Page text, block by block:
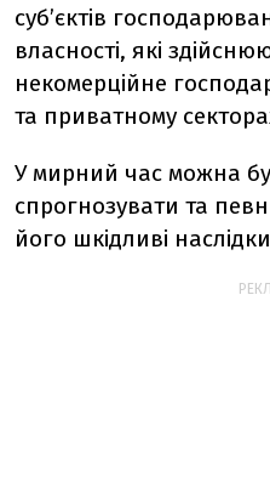
суб’єктів
власності, які
некомерційне
та приватному
У мирний час можна
спрогнозувати та
його шкідливі